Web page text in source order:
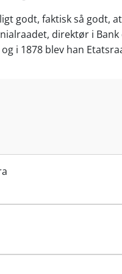
godt, faktisk så godt,
direktør i
i 1878 blev han
St. Thomas”. Albert
på Solbjerg
Valdemar og Karl
Valdemar, som
betydning – sælger
til USA i 1917,
St Thomas Apotek”.
rom og bitter